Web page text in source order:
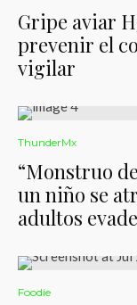
Gripe aviar
prevenir el
vigilar
ThunderMx
“Monstruo
un niño se
adultos
Foodie